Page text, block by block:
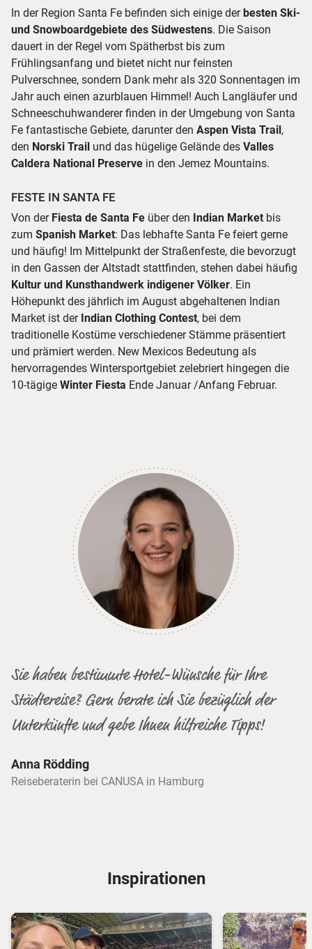
In der Region Santa Fe befinden sich einige derbesten Ski-
und Snowboardgebiete des Südwestens. Die Saison
dauert in der Regel vom Spätherbst bis zum
Frühlingsanfang und bietet nicht nur feinsten
Pulverschnee, sondern Dank mehr als 320 Sonnentagen im
Jahr auch einen azurblauen Himmel! Auch Langläufer und
Schneeschuhwanderer finden in der Umgebung von Santa
Fe fantastische Gebiete, darunter den Aspen Vista Trail,
den Norski Trail und das hügelige Gelände des Valles
Caldera National Preserve in den Jemez Mountains.
FESTE IN SANTA FE
Von der Fiesta de Santa Fe über den Indian Market bis
zum Spanish Market: Das lebhafte Santa Fe feiert gerne
und häufig! Im Mittelpunkt der Straßenfeste, die bevorzugt
in den Gassen der Altstadt stattfinden, stehen dabei häufig
Kultur und Kunsthandwerk indigener Völker. Ein
Höhepunkt des jährlich im August abgehaltenen Indian
Market ist der Indian Clothing Contest, bei dem
traditionelle Kostüme verschiedener Stämme präsentiert
und prämiert werden. New Mexicos Bedeutung als
hervorragendes Wintersportgebiet zelebriert hingegen die
10-tägige Winter Fiesta Ende Januar /Anfang Februar.
Sie haben bestimmte Hotel-Wünsche für Ihre
Städtereise? Gern berate ich Sie bezüglich der
Unterkünfte und gebe Ihnen hilfreiche Tipps!
Anna Rödding
Reiseberaterin bei CANUSA in Hamburg
Inspirationen